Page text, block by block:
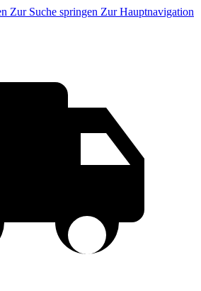
Zur Suche springen Zur Hauptnavigation